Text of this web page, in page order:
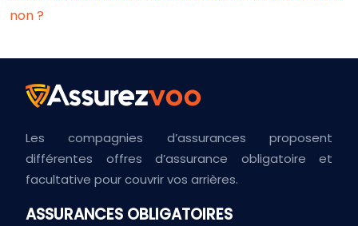
non ?
Les compagnies d’assurances proposent
différentes offres d’assurance obligatoire et
facultative pour couvrir vos arrières.
ASSURANCES OBLIGATOIRES